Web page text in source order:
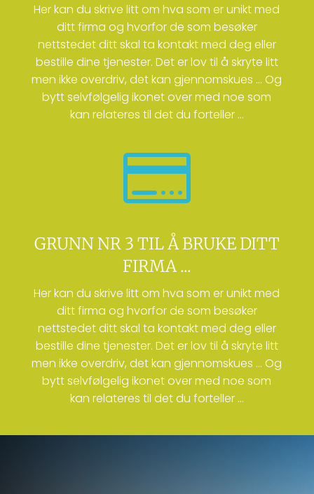
Her kan du skrive litt om hva som er unikt med
ditt firma og hvorfor de som besøker
nettstedet ditt skal ta kontakt med deg eller
bestille dine tjenester. Det er lov til å skryte litt
men ikke overdriv, det kan gjennomskues … Og
bytt selvfølgelig ikonet over med noe som
kan relateres til det du forteller …

GRUNN NR 3 TIL Å BRUKE DITT
FIRMA ...
Her kan du skrive litt om hva som er unikt med
ditt firma og hvorfor de som besøker
nettstedet ditt skal ta kontakt med deg eller
bestille dine tjenester. Det er lov til å skryte litt
men ikke overdriv, det kan gjennomskues … Og
bytt selvfølgelig ikonet over med noe som
kan relateres til det du forteller …